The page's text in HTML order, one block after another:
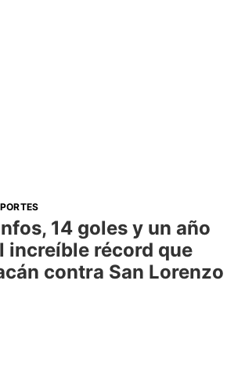
14 goles y un año
increíble récord que
contra San Lorenzo